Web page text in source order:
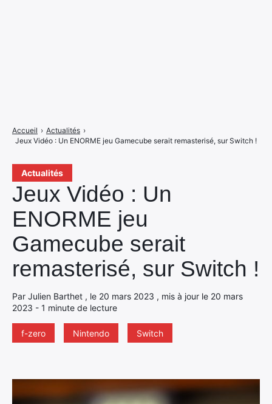
Actualités
Jeux Vidéo : Un
ENORME jeu
Gamecube serait
remasterisé, sur Switch !
Par Julien Barthet , le 20 mars 2023 , mis à jour le 20 mars
2023 - 1 minute de lecture
f-zero Nintendo Switch
Accueil › Actualités ›
Jeux Vidéo : Un ENORME jeu Gamecube serait remasterisé, sur Switch !